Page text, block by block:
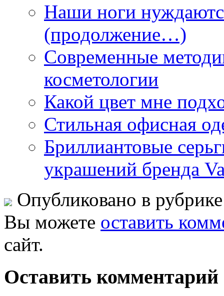
Наши ноги
(продолжение…)
Современные
косметологии
Какой цвет мне
Стильная офисная
Бриллиантовые
украшений бренда
Опубликовано в
Вы можете оставить
сайт.
Оставить комментарий